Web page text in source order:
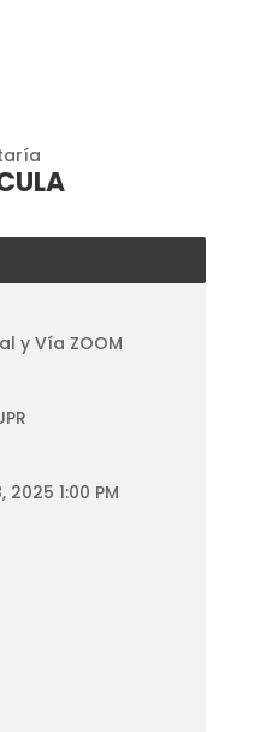
y Vía ZOOM
1:00 PM